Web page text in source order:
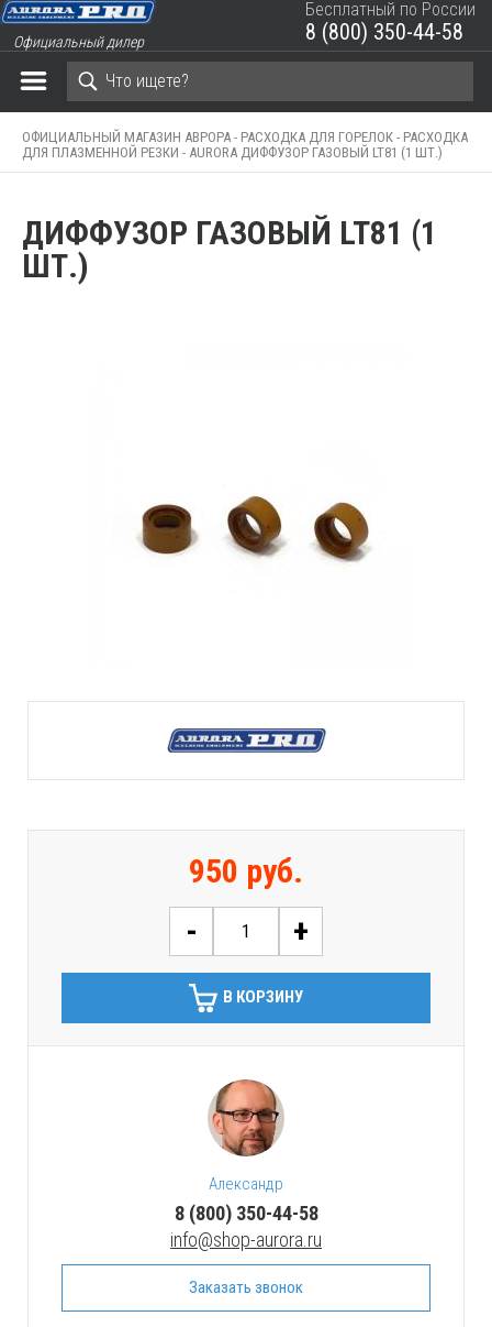
Официальный дилер
Бесплатный по России
8 (800) 350-44-58
ОФИЦИАЛЬНЫЙ МАГАЗИН АВРОРА - РАСХОДКА ДЛЯ ГОРЕЛОК - РАСХОДКА
ДЛЯ ПЛАЗМЕННОЙ РЕЗКИ - AURORA ДИФФУЗОР ГАЗОВЫЙ LT81 (1 ШТ.)
ДИФФУЗОР ГАЗОВЫЙ LT81 (1
ШТ.)
950 руб.
-
+
В КОРЗИНУ
Александр
8 (800) 350-44-58
info@shop-aurora.ru
Заказать звонок
ЗАКРЫТЬ КОРЗИНУ